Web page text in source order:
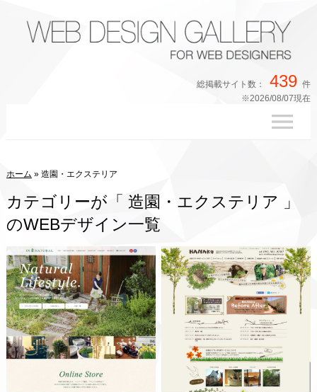
総掲載サイト数： 439件
※2026/08/07現在
ホーム » 造園・エクステリア
カテゴリーが「 造園・エクステリア 」
のWEBデザイン一覧